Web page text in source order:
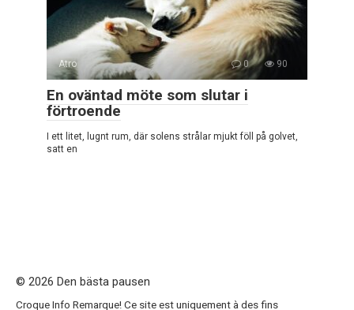
Atro 0 90
En oväntad möte som slutar i
förtroende
I ett litet, lugnt rum, där solens strålar mjukt föll på golvet,
satt en
© 2026 Den bästa pausen
Croque Info Remarque! Ce site est uniquement à des fins